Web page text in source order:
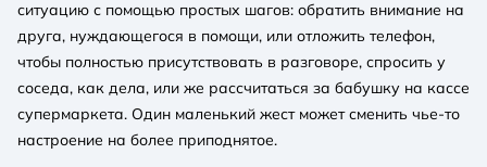
ситуацию с помощью простых шагов: обратить внимание на
друга, нуждающегося в помощи, или отложить телефон,
чтобы полностью присутствовать в разговоре, спросить у
соседа, как дела, или же рассчитаться за бабушку на кассе
супермаркета. Один маленький жест может сменить чье-то
настроение на более приподнятое.